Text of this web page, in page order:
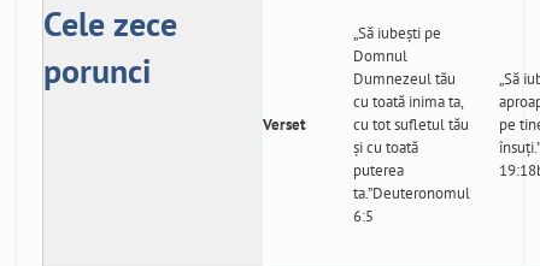
Cele zece
porunci
Verset
„Să iubeşti pe
Domnul
Dumnezeul tău
cu toată inima ta,
cu tot sufletul tău
şi cu toată
puterea
ta.”Deuteronomul
6:5
„Să
pe